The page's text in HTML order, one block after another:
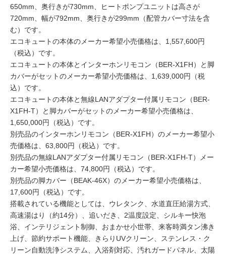
650mm、奥行きが730mm、ヒートポンプユニットは高さが
720mm、幅が792mm、奥行きが299mm（配管カバー寸法を含
む）です。
エコキュートの本体のメーカー希望小売価格は、1,557,600円
（税込）です。
エコキュートの本体とインターホンリモコン（BER-X1FH）と脚
カバーがセットのメーカー希望小売価格は、1,639,000円（税
込）です。
エコキュートの本体と無線LANアダプター付属リモコン（BER-
X1FH-T）と脚カバーがセットのメーカー希望小売価格は、
1,650,000円（税込）です。
別売品のインターホンリモコン（BER-X1FH）のメーカー希望小
売価格は、63,800円（税込）です。
別売品の無線LANアダプター付属リモコン（BER-X1FH-T）メー
カー希望小売価格は、74,800円（税込）です。
別売品の脚カバー（BEAK-46X）のメーカー希望小売価格は、
17,600円（税込）です。
搭載されている機能としては、ウレタンク、水道直圧給湯方式、
高速湯はり（約14分）、追いだき、2温度設定、シルキー快泡
浴、インテリジェント制御、おまかせ小世帯、来客時満タン沸き
上げ、節約サポート機能、きらりUVクリーン、ステンレス・ク
リーン自動洗浄システム、入浴剤対応、汚れガードパネル、太陽